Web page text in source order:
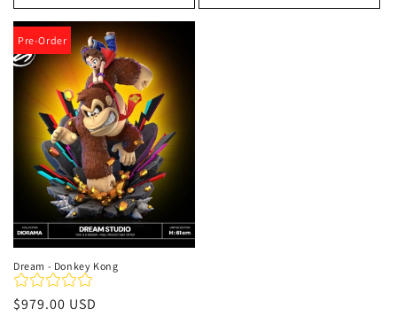
Pre-Order
Dream - Donkey Kong
Precio
$979.00 USD